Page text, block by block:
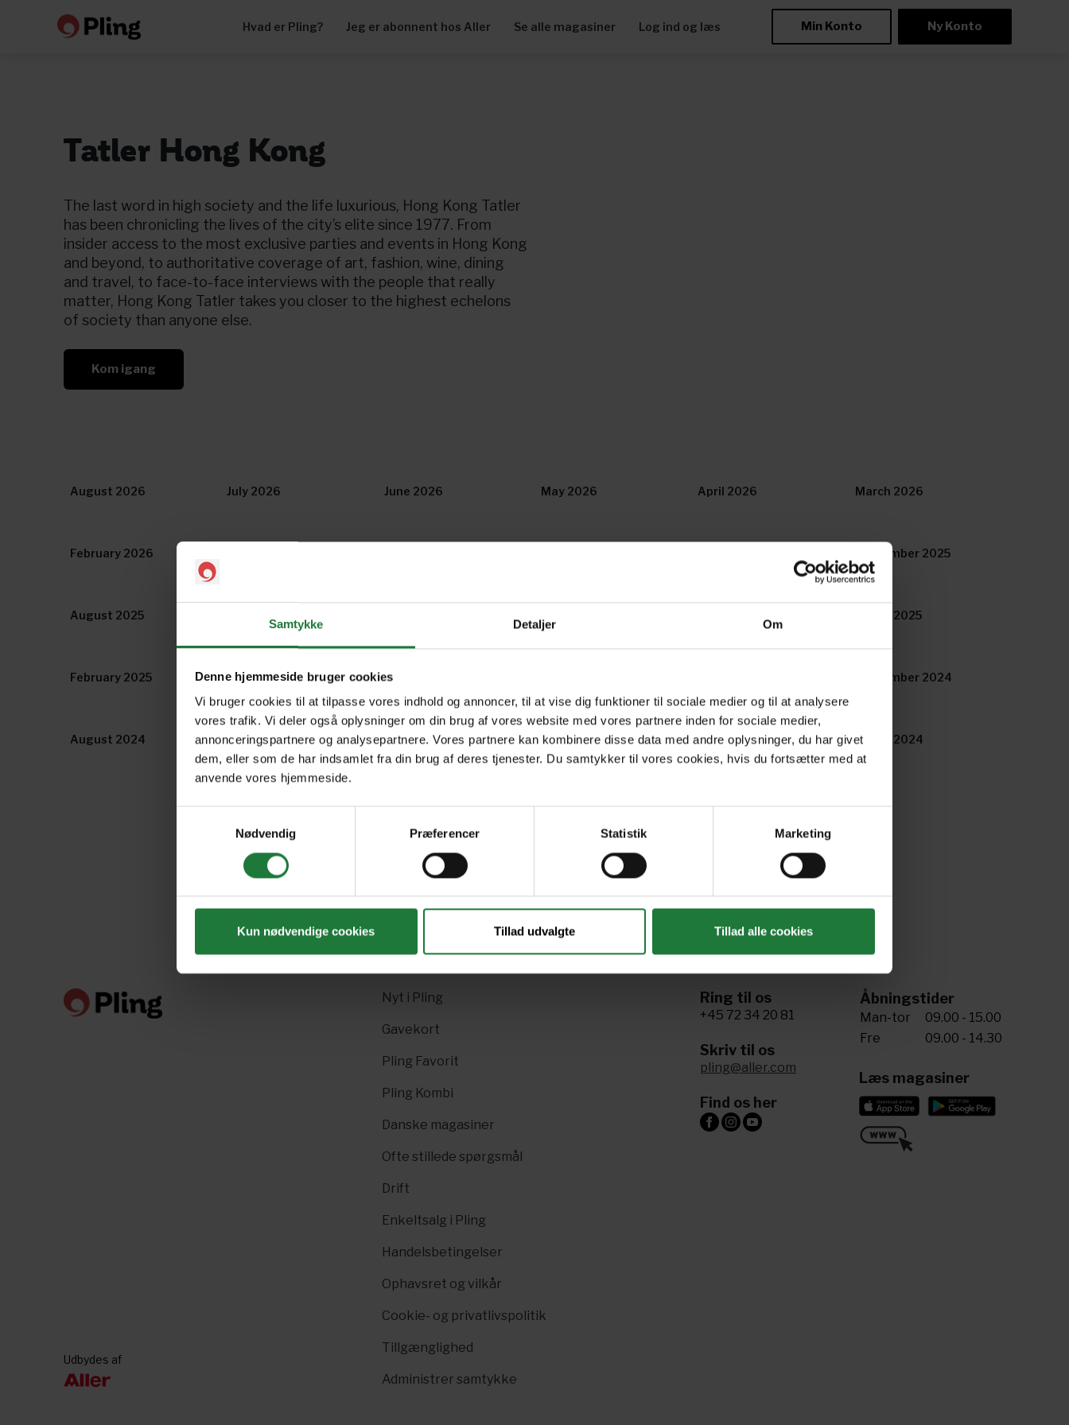
Samtykke Detaljer Om
Denne hjemmeside bruger cookies
Vi bruger cookies til at tilpasse vores indhold og annoncer, til at vise dig funktioner til sociale medier og til at analysere
vores trafik. Vi deler også oplysninger om din brug af vores website med vores partnere inden for sociale medier,
annonceringspartnere og analysepartnere. Vores partnere kan kombinere disse data med andre oplysninger, du har givet
dem, eller som de har indsamlet fra din brug af deres tjenester. Du samtykker til vores cookies, hvis du fortsætter med at
anvende vores hjemmeside.
Nødvendig
Præferencer Statistik Marketing
Kun nødvendige cookies Tillad udvalgte Tillad alle cookies
Hvad er Pling? Jeg er abonnent hos Aller Se alle magasiner Log ind og læs Min Konto Ny Konto
Tatler Hong Kong
The last word in high society and the life luxurious, Hong Kong Tatler
has been chronicling the lives of the city’s elite since 1977. From
insider access to the most exclusive parties and events in Hong Kong
and beyond, to authoritative coverage of art, fashion, wine, dining
and travel, to face-to-face interviews with the people that really
matter, Hong Kong Tatler takes you closer to the highest echelons
of society than anyone else.
Kom igang
August 2026 July 2026 June 2026 May 2026 April 2026 March 2026
February 2026 September 2025
August 2025 March 2025
February 2025 January 2025 December 2024 September 2024
August 2024 July 2024 June 2024 May 2024 April 2024 March 2024
Nyt i Pling
Gavekort
Pling Favorit
Pling Kombi
Danske magasiner
Ofte stillede spørgsmål
Drift
Enkeltsalg i Pling
Handelsbetingelser
Ophavsret og vilkår
Cookie- og privatlivspolitik
Tillgænglighed
Administrer samtykke
Ring til os
+45 72 34 20 81
Skriv til os
pling@aller.com
Find os her
Åbningstider
Man-tor
09.00 - 15.00
Fre
09.00 - 14.30
Læs magasiner
Udbydes af